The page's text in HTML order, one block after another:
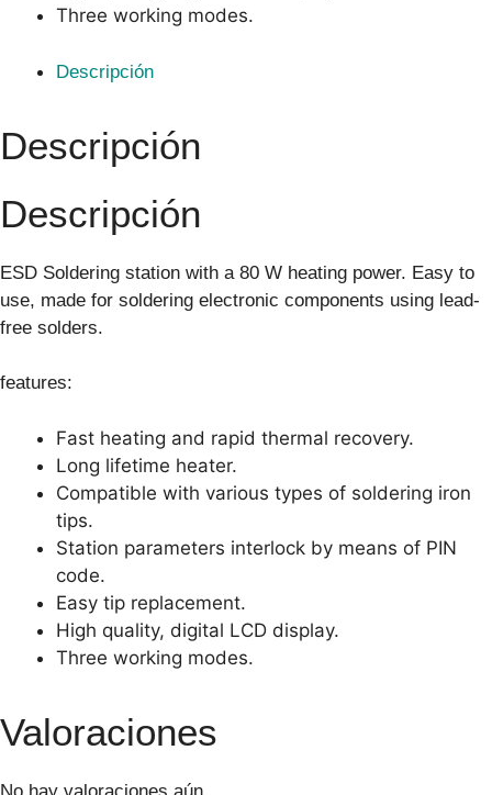
Three working modes.
Descripción
Descripción
Descripción
ESD Soldering station with a 80 W heating power. Easy to
use, made for soldering electronic components using lead-
free solders.
features:
Fast heating and rapid thermal recovery.
Long lifetime heater.
Compatible with various types of soldering iron
tips.
Station parameters interlock by means of PIN
code.
Easy tip replacement.
High quality, digital LCD display.
Three working modes.
Valoraciones
No hay valoraciones aún.